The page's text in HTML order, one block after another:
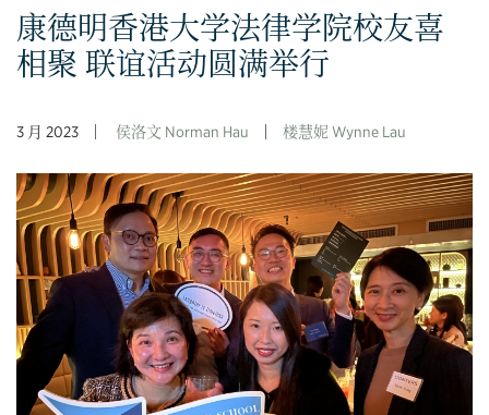
康德明香港大学法律学院校友喜
相聚 联谊活动圆满举行
3 月 2023 侯洛文 Norman Hau 楼慧妮 Wynne Lau